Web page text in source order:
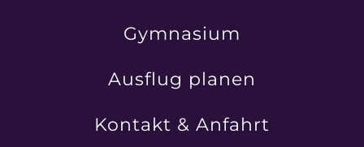
Gymnasium
Ausflug planen
Kontakt & Anfahrt